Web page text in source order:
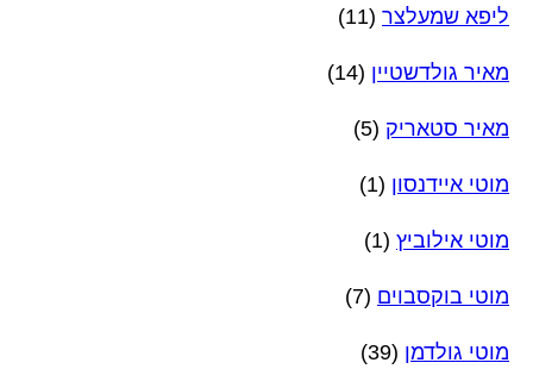
ליפא שמעלצר (11)
מאיר גולדשטיין (14)
מאיר סטאריק (5)
מוטי איידנסון (1)
מוטי אילוביץ (1)
מוטי בוקסבוים (7)
מוטי גולדמן (39)